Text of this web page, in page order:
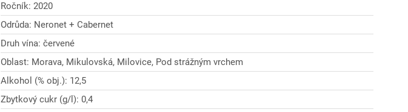
Ročník: 2020
Odrůda: Neronet + Cabernet
Druh vína: červené
Oblast: Morava, Mikulovská, Milovice, Pod strážným vrchem
Alkohol (% obj.): 12,5
Zbytkový cukr (g/l): 0,4